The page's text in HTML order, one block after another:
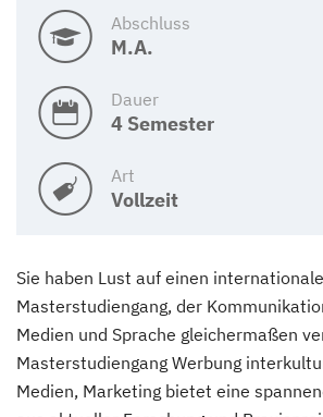
Abschluss
M.A.
Dauer
4 Semester
Art
Vollzeit
Sie haben Lust auf einen
Masterstudiengang, der
Medien und Sprache gleichermaßen
Masterstudiengang Werbung
Medien, Marketing bietet eine